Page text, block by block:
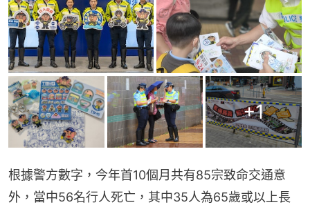
+1
根據警方數字，今年首10個月共有85宗致命交通意
外，當中56名行人死亡，其中35人為65歲或以上長